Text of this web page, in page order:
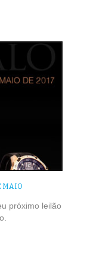
MAIO
próximo leilão